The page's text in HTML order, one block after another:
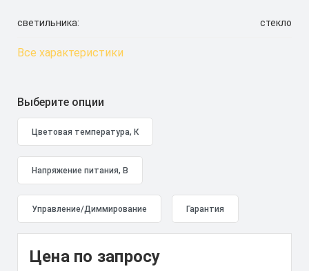
светильника: стекло
Все характеристики
Выберите опции
Цена по запросу